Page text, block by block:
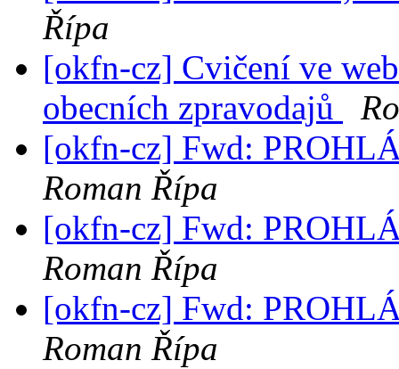
Řípa
[okfn-cz] Cvičení ve
obecních zpravodajů
[okfn-cz] Fwd:
Roman Řípa
[okfn-cz] Fwd:
Roman Řípa
[okfn-cz] Fwd:
Roman Řípa